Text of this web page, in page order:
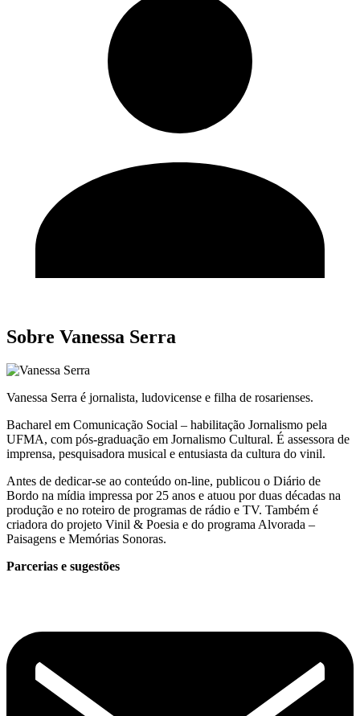
Sobre Vanessa Serra
Vanessa Serra é jornalista, ludovicense e filha de rosarienses.
Bacharel em Comunicação Social – habilitação Jornalismo pela
UFMA, com pós-graduação em Jornalismo Cultural. É assessora de
imprensa, pesquisadora musical e entusiasta da cultura do vinil.
Antes de dedicar-se ao conteúdo on-line, publicou o Diário de
Bordo na mídia impressa por 25 anos e atuou por duas décadas na
produção e no roteiro de programas de rádio e TV. Também é
criadora do projeto Vinil & Poesia e do programa Alvorada –
Paisagens e Memórias Sonoras.
Parcerias e sugestões